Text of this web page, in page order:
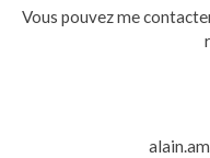
Vous pouvez me